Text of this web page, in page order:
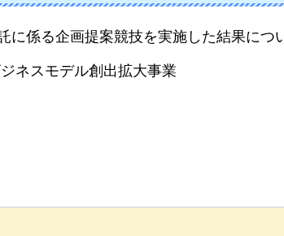
係る企画提案競技を実施した結果につ
ネスモデル創出拡大事業